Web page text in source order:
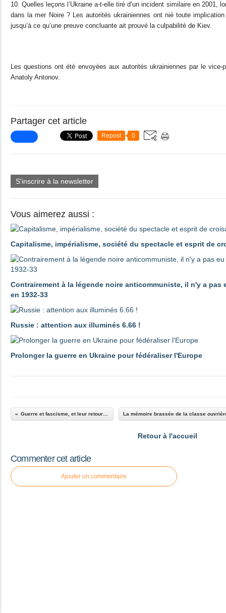
10. Quelles leçons l’Ukraine a-t-elle tiré d’un incident similaire en 2001,
dans la mer Noire ? Les autorités ukrainiennes ont nié toute
jusqu’à ce qu’une preuve concluante ait prouvé la culpabilité de Kiev.
Les questions ont été envoyées aux autorités ukrainiennes par le vice-
Anatoly Antonov.
Partager cet article
Repost 0
S'inscrire à la newsletter
Vous aimerez aussi :
Capitalisme, impérialisme, société du spectacle et esprit de
Contrairement à la légende noire anticommuniste, il n'y a pas
en 1932-33
Russie : attention aux illuminés 6.66 !
Prolonger la guerre en Ukraine pour fédéraliser l'Europe
Retour à l'accueil
Commenter cet article
Ajouter un commentaire